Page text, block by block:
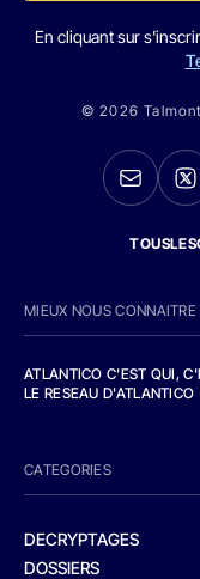
En cliquant sur
© 2026
MIEUX NOUS CONNAITRE
ATLANTICO C'EST QUI,
LE RESEAU D'ATLANTICO
CATEGORIES
DECRYPTAGES
DOSSIERS